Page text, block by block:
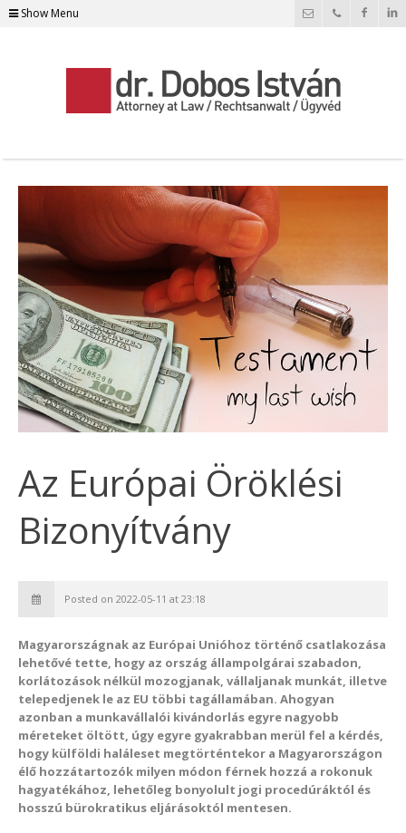
Show Menu
Az Európai Öröklési
Bizonyítvány
Posted on 2022-05-11 at 23:18
Magyarországnak az Európai Unióhoz történő csatlakozása
lehetővé tette, hogy az ország állampolgárai szabadon,
korlátozások nélkül mozogjanak, vállaljanak munkát, illetve
telepedjenek le az EU többi tagállamában. Ahogyan
azonban a munkavállalói kivándorlás egyre nagyobb
méreteket öltött, úgy egyre gyakrabban merül fel a kérdés,
hogy külföldi haláleset megtörténtekor a Magyarországon
élő hozzátartozók milyen módon férnek hozzá a rokonuk
hagyatékához, lehetőleg bonyolult jogi procedúráktól és
hosszú bürokratikus eljárásoktól mentesen.